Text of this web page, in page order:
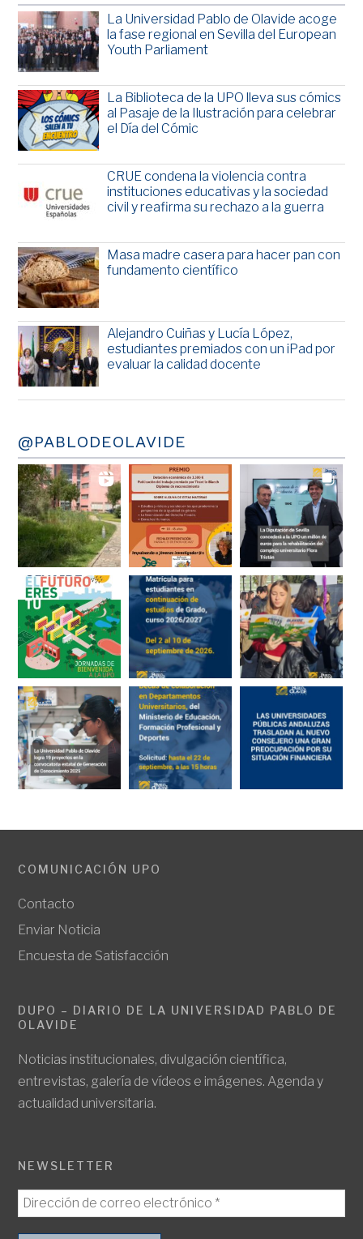
La Universidad Pablo de Olavide acoge
la fase regional en Sevilla del European
Youth Parliament
La Biblioteca de la UPO lleva sus cómics
al Pasaje de la Ilustración para celebrar
el Día del Cómic
CRUE condena la violencia contra
instituciones educativas y la sociedad
civil y reafirma su rechazo a la guerra
Masa madre casera para hacer pan con
fundamento científico
Alejandro Cuiñas y Lucía López,
estudiantes premiados con un iPad por
evaluar la calidad docente
@PABLODEOLAVIDE
COMUNICACIÓN UPO
Contacto
Enviar Noticia
Encuesta de Satisfacción
DUPO – DIARIO DE LA UNIVERSIDAD PABLO DE
OLAVIDE
Noticias institucionales, divulgación científica,
entrevistas, galería de vídeos e imágenes. Agenda y
actualidad universitaria.
NEWSLETTER